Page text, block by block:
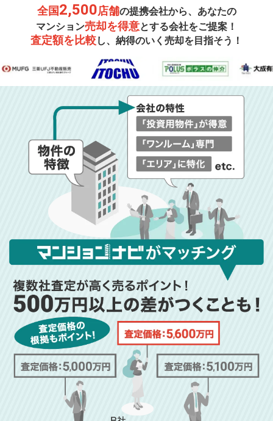
全国2,500店舗の提携会社から、あなたの
マンション売却を得意とする会社をご提案！
査定額を比較し、納得のいく売却を目指そう！